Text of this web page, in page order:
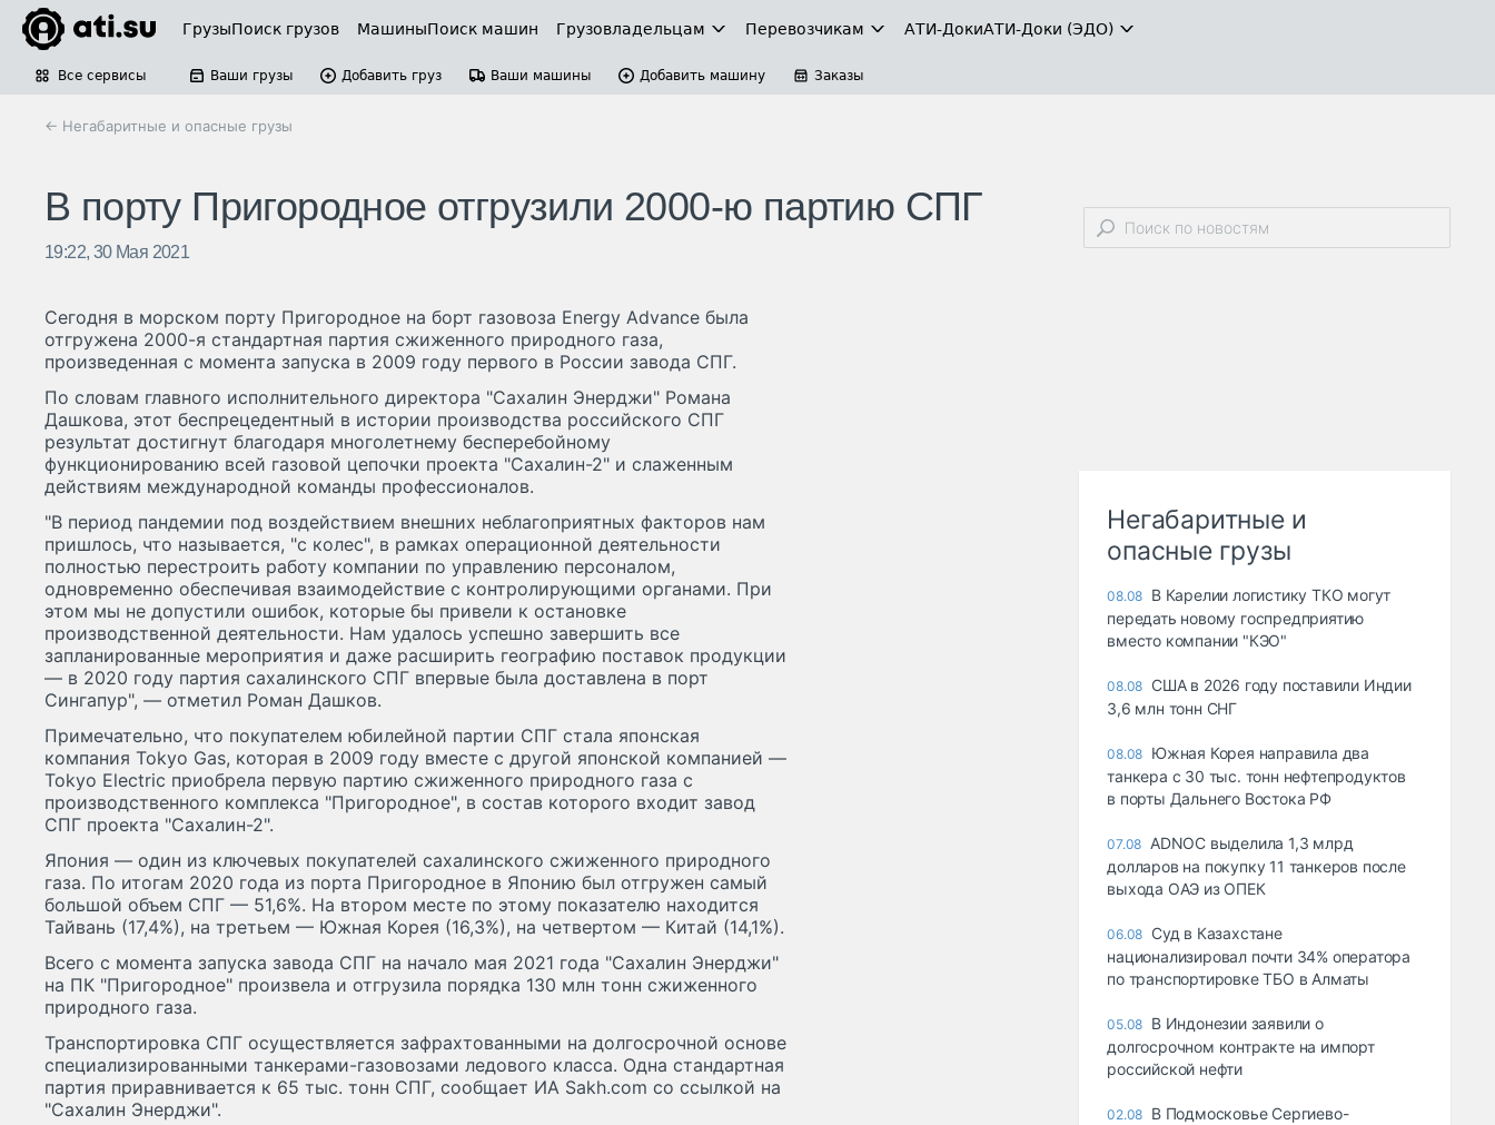
ГрузыПоиск грузов МашиныПоиск машин Грузовладельцам Перевозчикам АТИ-ДокиАТИ-Доки (ЭДО)
Все сервисы Ваши грузы Добавить груз Ваши машины Добавить машину Заказы
← Негабаритные и опасные грузы
В порту Пригородное отгрузили 2000-ю партию СПГ
19:22, 30 Мая 2021
Сегодня в морском порту Пригородное на борт газовоза Energy Advance была
отгружена 2000-я стандартная партия сжиженного природного газа,
произведенная с момента запуска в 2009 году первого в России завода СПГ.
По словам главного исполнительного директора "Сахалин Энерджи" Романа
Дашкова, этот беспрецедентный в истории производства российского СПГ
результат достигнут благодаря многолетнему бесперебойному
функционированию всей газовой цепочки проекта "Сахалин-2" и слаженным
действиям международной команды профессионалов.
"В период пандемии под воздействием внешних неблагоприятных факторов нам
пришлось, что называется, "с колес", в рамках операционной деятельности
полностью перестроить работу компании по управлению персоналом,
одновременно обеспечивая взаимодействие с контролирующими органами. При
этом мы не допустили ошибок, которые бы привели к остановке
производственной деятельности. Нам удалось успешно завершить все
запланированные мероприятия и даже расширить географию поставок продукции
— в 2020 году партия сахалинского СПГ впервые была доставлена в порт
Сингапур", — отметил Роман Дашков.
Примечательно, что покупателем юбилейной партии СПГ стала японская
компания Tokyo Gas, которая в 2009 году вместе с другой японской компанией —
Tokyo Electric приобрела первую партию сжиженного природного газа с
производственного комплекса "Пригородное", в состав которого входит завод
СПГ проекта "Сахалин-2".
Япония — один из ключевых покупателей сахалинского сжиженного природного
газа. По итогам 2020 года из порта Пригородное в Японию был отгружен самый
большой объем СПГ — 51,6%. На втором месте по этому показателю находится
Тайвань (17,4%), на третьем — Южная Корея (16,3%), на четвертом — Китай (14,1%).
Всего с момента запуска завода СПГ на начало мая 2021 года "Сахалин Энерджи"
на ПК "Пригородное" произвела и отгрузила порядка 130 млн тонн сжиженного
природного газа.
Транспортировка СПГ осуществляется зафрахтованными на долгосрочной основе
специализированными танкерами-газовозами ледового класса. Одна стандартная
партия приравнивается к 65 тыс. тонн СПГ, сообщает ИА Sakh.com со ссылкой на
"Сахалин Энерджи".
Негабаритные и
опасные грузы
08.08 В Карелии логистику ТКО могут
передать новому госпредприятию
вместо компании "КЭО"
08.08 США в 2026 году поставили Индии
3,6 млн тонн СНГ
08.08 Южная Корея направила два
танкера с 30 тыс. тонн нефтепродуктов
в порты Дальнего Востока РФ
07.08 ADNOC выделила 1,3 млрд
долларов на покупку 11 танкеров после
выхода ОАЭ из ОПЕК
06.08 Суд в Казахстане
национализировал почти 34% оператора
по транспортировке ТБО в Алматы
05.08 В Индонезии заявили о
долгосрочном контракте на импорт
российской нефти
02.08 В Подмосковье Сергиево-